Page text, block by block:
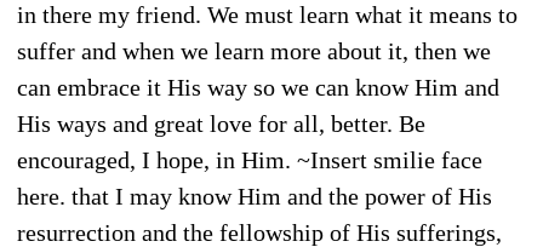
in there my friend. We must learn what it means to
suffer and when we learn more about it, then we
can embrace it His way so we can know Him and
His ways and great love for all, better. Be
encouraged, I hope, in Him. ~Insert smilie face
here. that I may know Him and the power of His
resurrection and the fellowship of His sufferings,